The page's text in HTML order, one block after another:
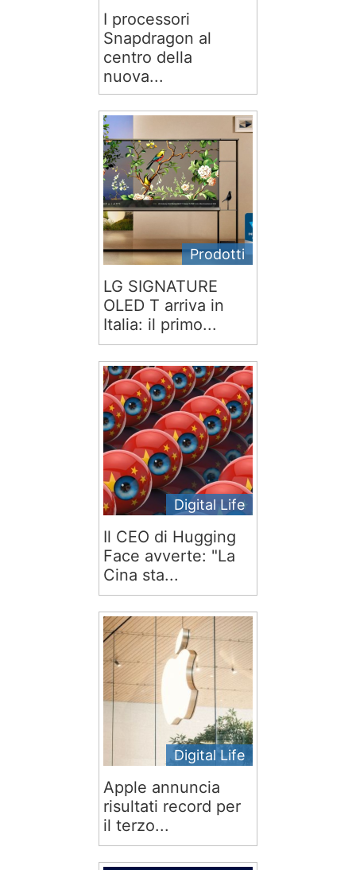
I processori
Snapdragon al
centro della
nuova...
Prodotti
LG SIGNATURE
OLED T arriva in
Italia: il primo...
Digital Life
Il CEO di Hugging
Face avverte: "La
Cina sta...
Digital Life
Apple annuncia
risultati record per
il terzo...